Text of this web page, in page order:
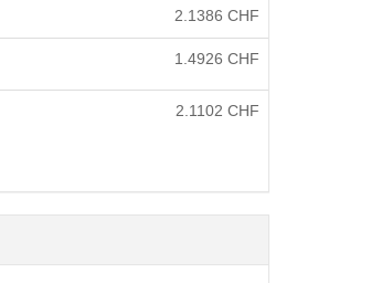
2.1386 CHF
1.4926 CHF
2.1102 CHF